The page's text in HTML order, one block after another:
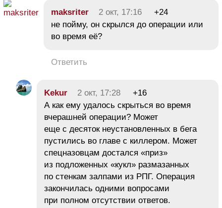
maksriter 2 окт, 17:16
+24
не пойму, он скрылся до операции или
во время её?
Ответить
Kekur 2 окт, 17:28
+16
А как ему удалось скрыться во время
вчерашней операции? Может
еще с десяток неустановленных в бега
пустились во главе с киллером. Может
спецназовцам достался «приз»
из подложенных «кукл» размазанных
по стенкам залпами из РПГ. Операция
закончилась одними вопросами
при полном отсутствии ответов.